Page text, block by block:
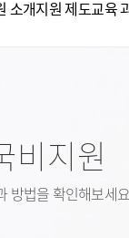
소개지원 제도교육
비지원
방법을 확인해보세